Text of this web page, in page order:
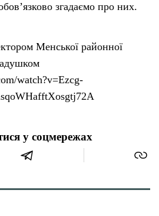
згадаємо про них.
Менської районної
watch?v=Ezcg-
у соцмережах